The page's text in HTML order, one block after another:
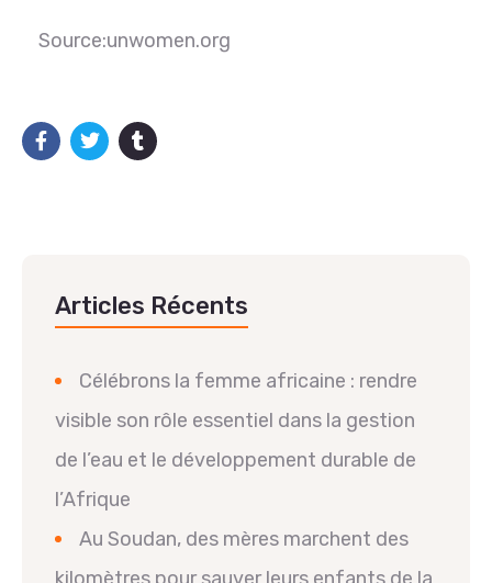
Source:unwomen.org
Articles Récents
Célébrons la femme africaine : rendre
visible son rôle essentiel dans la gestion
de l’eau et le développement durable de
l’Afrique
Au Soudan, des mères marchent des